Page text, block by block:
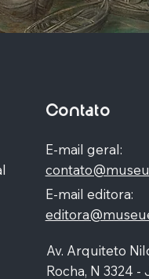
Contato
E-mail geral:
E-mail editora:
Av. Arquiteto
Rocha, N 3324 -